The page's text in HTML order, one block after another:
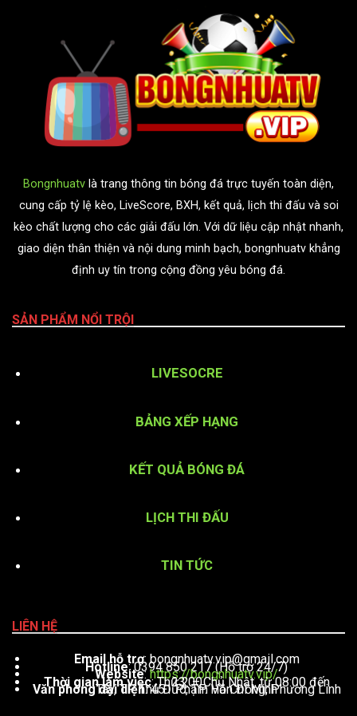
Bongnhuatv là trang thông tin bóng đá trực tuyến toàn diện,
cung cấp tỷ lệ kèo, LiveScore, BXH, kết quả, lịch thi đấu và soi
kèo chất lượng cho các giải đấu lớn. Với dữ liệu cập nhật nhanh,
giao diện thân thiện và nội dung minh bạch, bongnhuatv khẳng
định uy tín trong cộng đồng yêu bóng đá.
SẢN PHẨM NỔI TRỘI
LIVESOCRE
BẢNG XẾP HẠNG
KẾT QUẢ BÓNG ĐÁ
LỊCH THI ĐẤU
TIN TỨC
LIÊN HỆ
Email hỗ trợ:bongnhuatv.vip@gmail.com
Hotline: 0394 850 217 (Hỗ trợ 24/7)
Website:https://bongnhuatv.vip/
Thời gian làm việc : Thứ 2 – Chủ Nhật, từ 08:00 đến 23:00
Văn phòng đại diện: 451 Phạm Văn Đồng, Phường Linh Tây, TP. Thủ Đức, TP. Hồ Chí Minh